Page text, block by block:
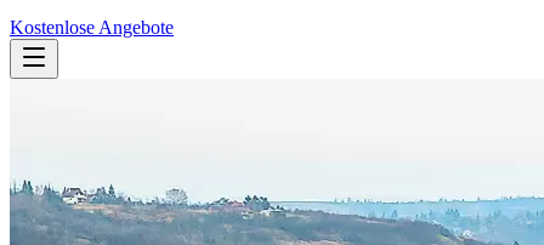
Kostenlose Angebote